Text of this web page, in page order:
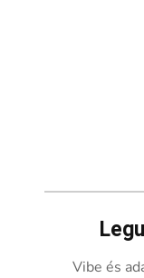
Vibe és